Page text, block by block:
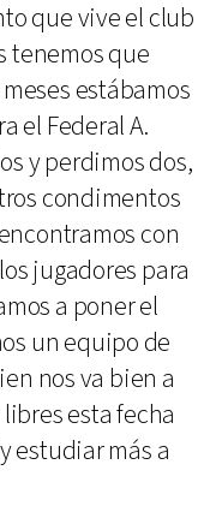
que vive el club
tenemos que
estábamos
el Federal A.
y perdimos dos,
condimentos
con
jugadores para
a poner el
un equipo de
nos va bien a
esta fecha
estudiar más a